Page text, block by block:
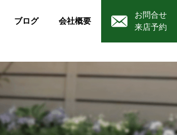
ブログ 会社概要
お問合せ
来店予約